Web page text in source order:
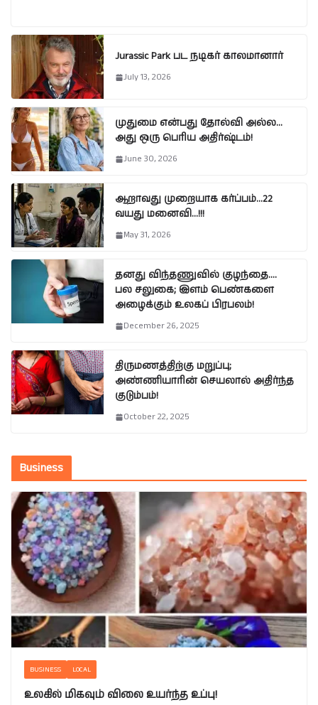
Jurassic Park பட நடிகர் காலமானார்
July 13, 2026
முதுமை என்பது தோல்வி அல்ல…
அது ஒரு பெரிய அதிர்ஷ்டம்!
June 30, 2026
ஆறாவது முறையாக கர்ப்பம்…22
வயது மனைவி…!!!
May 31, 2026
தனது விந்தணுவில் குழந்தை….
பல சலுகை; இளம் பெண்களை
அழைக்கும் உலகப் பிரபலம்!
December 26, 2025
திருமணத்திற்கு மறுப்பு;
அண்ணியாரின் செயலால் அதிர்ந்த
குடும்பம்!
October 22, 2025
Business
BUSINESS LOCAL
உலகில் மிகவும் விலை உயர்ந்த உப்பு!